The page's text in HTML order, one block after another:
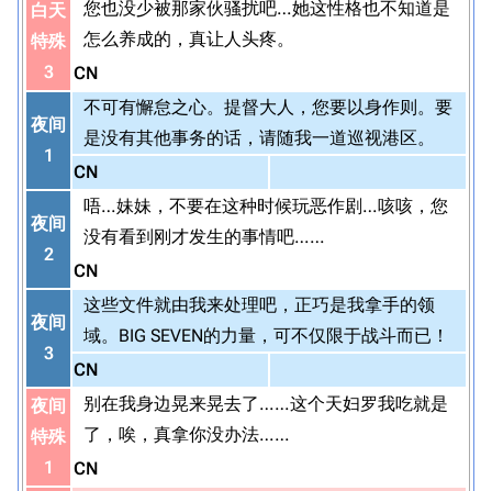
白天
特殊
3
您也没少被那家伙骚扰吧…她这性格也不知道是
怎么养成的，真让人头疼。
CN
夜间
1
不可有懈怠之心。提督大人，您要以身作则。要
是没有其他事务的话，请随我一道巡视港区。
CN
夜间
2
唔…妹妹，不要在这种时候玩恶作剧…咳咳，您
没有看到刚才发生的事情吧……
CN
夜间
3
这些文件就由我来处理吧，正巧是我拿手的领
域。BIG SEVEN的力量，可不仅限于战斗而已！
CN
夜间
特殊
1
别在我身边晃来晃去了……这个天妇罗我吃就是
了，唉，真拿你没办法……
CN